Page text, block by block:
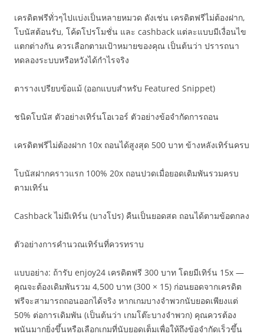
เครดิตฟรีทั่วๆไปแบ่งเป็นหลายหมวด ดังเช่น เครดิตฟรีไม่ต้องฝาก,
โบนัสต้อนรับ, โค้ดโปรโมชั่น และ cashback แต่ละแบบมีเงื่อนไข
แตกต่างกัน ควรเลือกตามเป้าหมายของคุณ เป็นต้นว่า ปรารถนา
ทดลองระบบหรือหวังได้กำไรจริง
ตารางเปรียบข้อแม้ (ออกแบบสำหรับ Featured Snippet)
ชนิดโบนัส ตัวอย่างเทิร์นโอเวอร์ ตัวอย่างข้อจำกัดการถอน
เครดิตฟรีไม่ต้องฝาก 10x ถอนได้สูงสุด 500 บาท ข้างหลังเทิร์นครบ
โบนัสฝากคราวแรก 100% 20x ถอนปวดเมื่อยอดเดิมพันรวมครบ
ตามเทิร์น
Cashback ไม่มีเทิร์น (บางโปร) คืนเป็นยอดสด ถอนได้ตามข้อตกลง
ตัวอย่างการคำนวณเทิร์นที่ควรทราบ
แบบอย่าง: ถ้ารับ enjoy24 เครดิตฟรี 300 บาท โดยมีเทิร์น 15x —
คุณจะต้องเดิมพันรวม 4,500 บาท (300 × 15) ก่อนยอดจากเครดิต
ฟรีจะสามารถถอนออกได้จริง หากเกมบางจำพวกนับยอดเพียงแต่
50% ต่อการเดิมพัน (เป็นต้นว่า เกมโต๊ะบางจำพวก) คุณควรต้อง
พนันมากยิ่งขึ้นหรือเลือกเกมที่นับยอดเต็มเพื่อให้ถึงข้อจำกัดเร็วขึ้น